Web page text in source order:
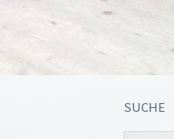
SUCHE